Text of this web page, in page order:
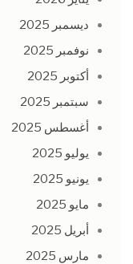
ديسمبر 2025
نوفمبر 2025
أكتوبر 2025
سبتمبر 2025
أغسطس 2025
يوليو 2025
يونيو 2025
مايو 2025
أبريل 2025
مارس 2025